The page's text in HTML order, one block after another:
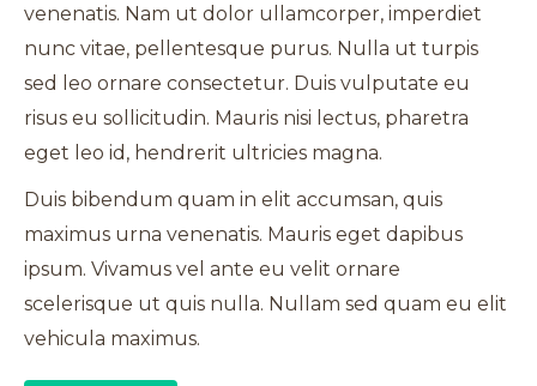
venenatis. Nam ut dolor ullamcorper, imperdiet
nunc vitae, pellentesque purus. Nulla ut turpis
sed leo ornare consectetur. Duis vulputate eu
risus eu sollicitudin. Mauris nisi lectus, pharetra
eget leo id, hendrerit ultricies magna.
Duis bibendum quam in elit accumsan, quis
maximus urna venenatis. Mauris eget dapibus
ipsum. Vivamus vel ante eu velit ornare
scelerisque ut quis nulla. Nullam sed quam eu elit
vehicula maximus.